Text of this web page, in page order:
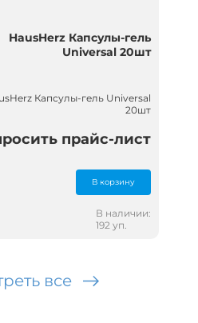
HausHerz Капсулы-гель
Universal 20шт
Капсулы-гель Universal
20шт
прайс-лист
В корзину
В наличии:
192 уп.
все